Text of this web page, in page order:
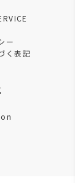
ー
く表記